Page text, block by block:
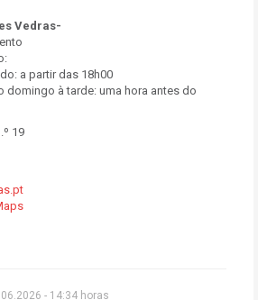
Vedras-
a partir das 18h00
domingo à tarde: uma hora antes do
19
- 14:34 horas